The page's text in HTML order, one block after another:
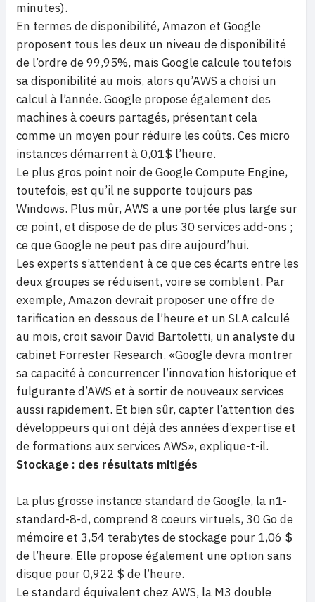
minutes).
En termes de disponibilité, Amazon et Google
proposent tous les deux un niveau de disponibilité
de l’ordre de 99,95%, mais Google calcule toutefois
sa disponibilité au mois, alors qu’AWS a choisi un
calcul à l’année. Google propose également des
machines à coeurs partagés, présentant cela
comme un moyen pour réduire les coûts. Ces micro
instances démarrent à 0,01$ l’heure.
Le plus gros point noir de Google Compute Engine,
toutefois, est qu’il ne supporte toujours pas
Windows. Plus mûr, AWS a une portée plus large sur
ce point, et dispose de de plus 30 services add-ons ;
ce que Google ne peut pas dire aujourd’hui.
Les experts s’attendent à ce que ces écarts entre les
deux groupes se réduisent, voire se comblent. Par
exemple, Amazon devrait proposer une offre de
tarification en dessous de l’heure et un SLA calculé
au mois, croit savoir David Bartoletti, un analyste du
cabinet Forrester Research. «Google devra montrer
sa capacité à concurrencer l’innovation historique et
fulgurante d’AWS et à sortir de nouveaux services
aussi rapidement. Et bien sûr, capter l’attention des
développeurs qui ont déjà des années d’expertise et
de formations aux services AWS», explique-t-il.
Stockage : des résultats mitigés
La plus grosse instance standard de Google, la n1-
standard-8-d, comprend 8 coeurs virtuels, 30 Go de
mémoire et 3,54 terabytes de stockage pour 1,06 $
de l’heure. Elle propose également une option sans
disque pour 0,922 $ de l’heure.
Le standard équivalent chez AWS, la M3 double